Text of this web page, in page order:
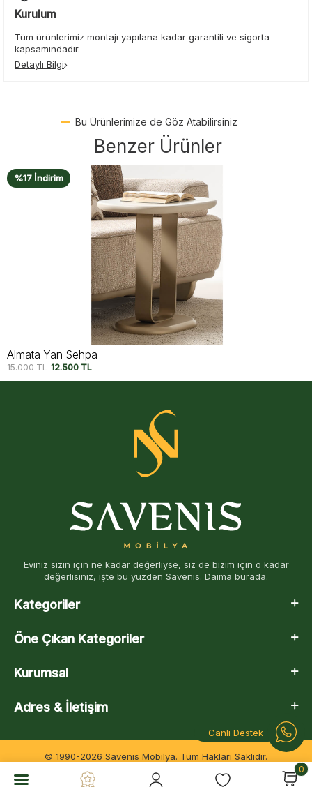
Canlı Destek
0
Kurulum
Tüm ürünlerimiz montajı yapılana kadar garantili ve sigorta
kapsamındadır.
Detaylı Bilgi
Bu Ürünlerimize de Göz Atabilirsiniz
Benzer Ürünler
%15 İndirim
Utopia Ceviz Yan Sehpa
20.950TL 17.750 TL
Eviniz sizin için ne kadar değerliyse, siz de bizim için o kadar
değerlisiniz, işte bu yüzden Savenis. Daima burada.
Kategoriler
Öne Çıkan Kategoriler
Kurumsal
Adres & İletişim
© 1990-2026 Savenis Mobilya. Tüm Hakları Saklıdır.
-Soft